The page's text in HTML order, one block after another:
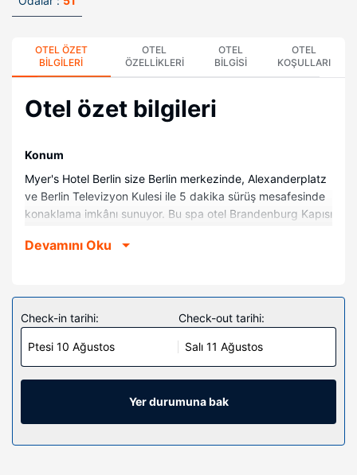
OTEL ÖZET
BILGILERI
OTEL
ÖZELLIKLERI
OTEL
BILGISI
OTEL
KOŞULLARI
Otel özet bilgileri
Konum
Myer's Hotel Berlin size Berlin merkezinde, Alexanderplatz
ve Berlin Televizyon Kulesi ile 5 dakika sürüş mesafesinde
konaklama imkânı sunuyor. Bu spa otel Brandenburg Kapısı
mesafede.
Misafirler için minibar olan 51 oda mevcuttur. Odada
ücretsiz kablosuz internet vardır. Misafirlerimize emanet
kasası, masa ve telefon ile ücretsiz şehir içi telefon
görüşmesi imkânlar ve kolaylıklar sunulmaktadır.
Tam donanımlı spa misafirlerimize hizmet vermektedir.
İnternet, danışma (concierge) hizmetleri ve banket salonu
Devamını Oku
Check-in tarihi:
Ptesi 10 Ağustos
Check-out tarihi:
Salı 11 Ağustos
Yer durumuna bak